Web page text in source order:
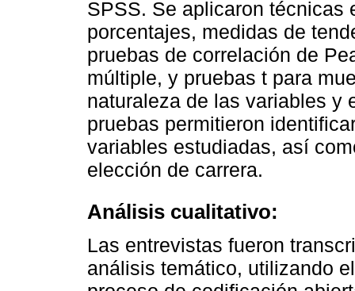
SPSS. Se aplicaron
porcentajes, medidas de
pruebas de correlación de
múltiple, y pruebas t para
naturaleza de las variables y
pruebas permitieron
variables estudiadas, así
elección de carrera.
Análisis cualitativo:
Las entrevistas fueron
análisis temático, utilizando